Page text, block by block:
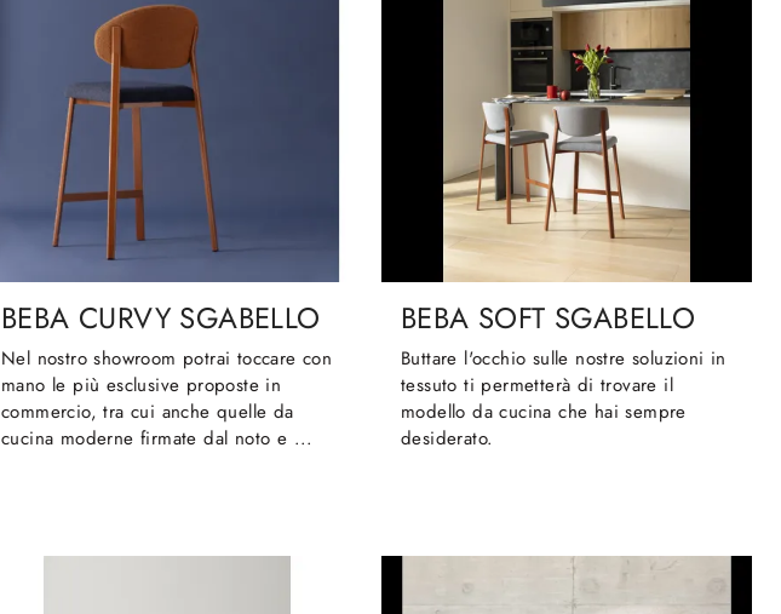
BEBA CURVY SGABELLO
Nel nostro showroom potrai toccare con
mano le più esclusive proposte in
commercio, tra cui anche quelle da
cucina moderne firmate dal noto e ...
BEBA SOFT SGABELLO
Buttare l'occhio sulle nostre soluzioni in
tessuto ti permetterà di trovare il
modello da cucina che hai sempre
desiderato.